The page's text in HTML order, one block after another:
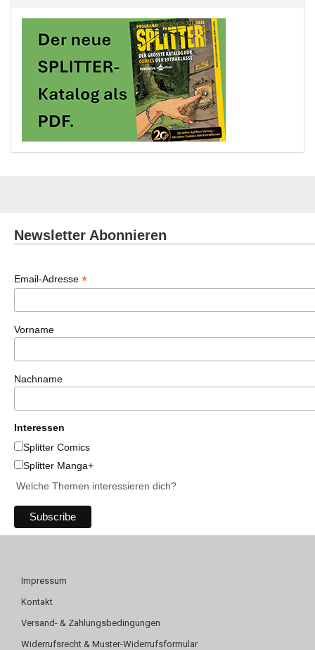
Newsletter Abonnieren
Email-Adresse *
Vorname
Nachname
Interessen
Splitter Comics
Splitter Manga+
Welche Themen interessieren dich?
Impressum
Kontakt
Versand- & Zahlungsbedingungen
Widerrufsrecht & Muster-Widerrufsformular